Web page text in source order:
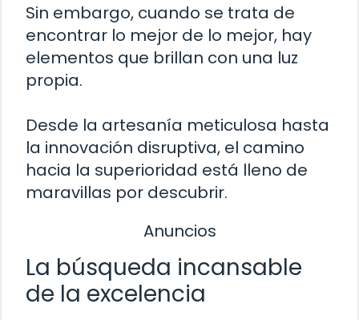
Sin embargo, cuando se trata de
encontrar lo mejor de lo mejor, hay
elementos que brillan con una luz
propia.
Desde la artesanía meticulosa hasta
la innovación disruptiva, el camino
hacia la superioridad está lleno de
maravillas por descubrir.
Anuncios
La búsqueda incansable
de la excelencia